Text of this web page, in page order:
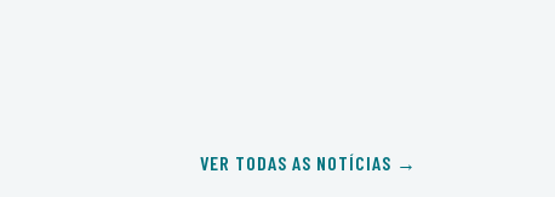
VER TODAS AS NOTÍCIAS →